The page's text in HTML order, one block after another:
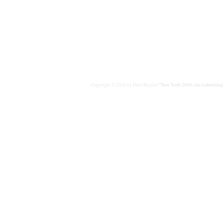
Copyright © 2026 by Peter Riegler "New York 2010: ein